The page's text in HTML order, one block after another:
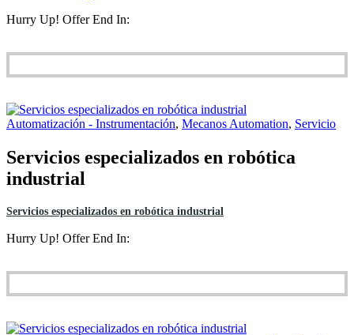
Hurry Up! Offer End In:
Automatización - Instrumentación, Mecanos Automation, Servicio
Servicios especializados en robótica
industrial
Servicios especializados en robótica industrial
Hurry Up! Offer End In: